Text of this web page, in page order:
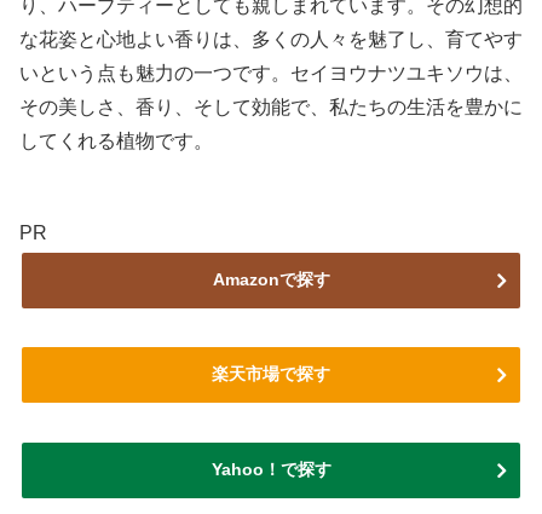
り、ハーブティーとしても親しまれています。その幻想的
な花姿と心地よい香りは、多くの人々を魅了し、育てやす
いという点も魅力の一つです。セイヨウナツユキソウは、
その美しさ、香り、そして効能で、私たちの生活を豊かに
してくれる植物です。
PR
Amazonで探す
楽天市場で探す
Yahoo！で探す